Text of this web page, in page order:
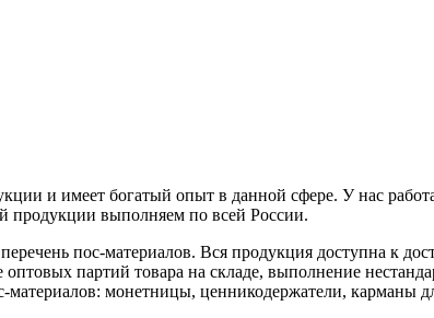
и имеет богатый опыт в данной сфере. У нас
продукции выполняем по всей России.
пос-материалов. Вся продукция доступна к
партий товара на складе, выполнение
монетницы, ценникодержатели, карманы